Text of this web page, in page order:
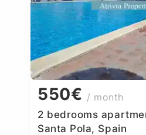
550€ / month
2 bedrooms
Santa Pola, Spain